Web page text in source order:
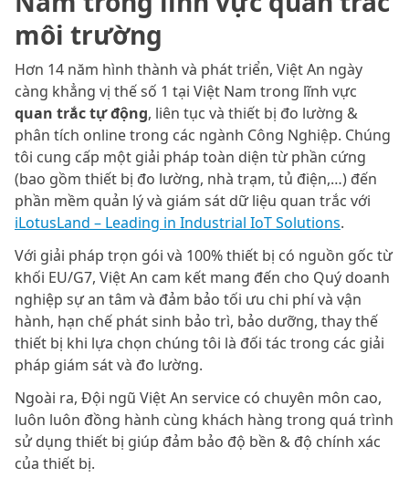
môi trường
Hơn 14 năm hình thành và phát triển, Việt An ngày
càng khẳng vị thế số 1 tại Việt Nam trong lĩnh vực
quan trắc tự động, liên tục và thiết bị đo lường &
phân tích online trong các ngành Công Nghiệp. Chúng
tôi cung cấp một giải pháp toàn diện từ phần cứng
(bao gồm thiết bị đo lường, nhà trạm, tủ điện,…) đến
phần mềm quản lý và giám sát dữ liệu quan trắc với
iLotusLand – Leading in Industrial IoT Solutions.
Với giải pháp trọn gói và 100% thiết bị có nguồn gốc từ
khối EU/G7, Việt An cam kết mang đến cho Quý doanh
nghiệp sự an tâm và đảm bảo tối ưu chi phí và vận
hành, hạn chế phát sinh bảo trì, bảo dưỡng, thay thế
thiết bị khi lựa chọn chúng tôi là đối tác trong các giải
pháp giám sát và đo lường.
Ngoài ra, Đội ngũ Việt An service có chuyên môn cao,
luôn luôn đồng hành cùng khách hàng trong quá trình
sử dụng thiết bị giúp đảm bảo độ bền & độ chính xác
của thiết bị.